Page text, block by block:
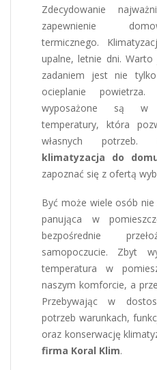
Zdecydowanie
zapewnienie
termicznego.
upalne, letnie dni.
zadaniem jest nie
ocieplanie powietrza.
wyposażone są w
temperatury, która
własnych
klimatyzacja do
zapoznać się z ofertą
Być może wiele osób
panująca w
bezpośrednie
samopoczucie. Zbyt
temperatura w
naszym komforcie, a
Przebywając w
potrzeb warunkach,
oraz konserwację
firma Koral Klim.